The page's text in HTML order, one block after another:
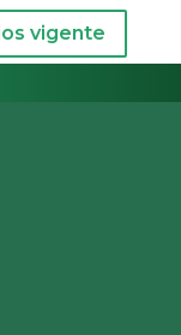
vigente